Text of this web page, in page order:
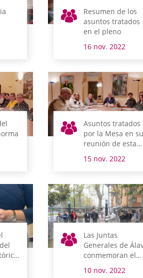
Resumen de los
asuntos tratados
en el pleno
16 nov. 2022
Asuntos tratados
por la Mesa en su
reunión de esta
15 nov. 2022
Las Juntas
Generales de
conmemoran el
10 nov. 2022